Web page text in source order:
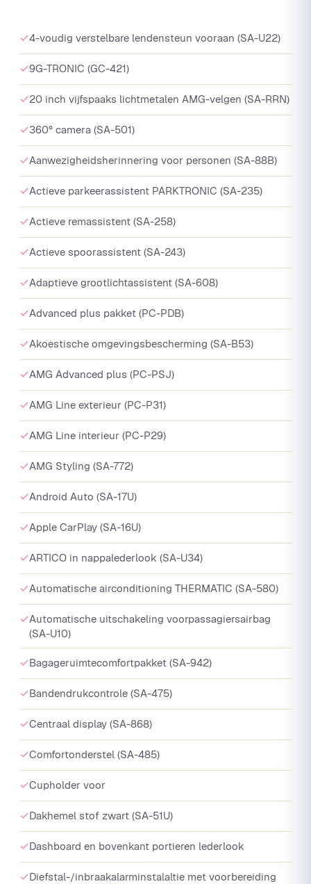
4-voudig verstelbare lendensteun vooraan (SA-U22)
9G-TRONIC (GC-421)
20 inch vijfspaaks lichtmetalen AMG-velgen (SA-RRN)
360° camera (SA-501)
Aanwezigheidsherinnering voor personen (SA-88B)
Actieve parkeerassistent PARKTRONIC (SA-235)
Actieve remassistent (SA-258)
Actieve spoorassistent (SA-243)
Adaptieve grootlichtassistent (SA-608)
Advanced plus pakket (PC-PDB)
Akoestische omgevingsbescherming (SA-B53)
AMG Advanced plus (PC-PSJ)
AMG Line exterieur (PC-P31)
AMG Line interieur (PC-P29)
AMG Styling (SA-772)
Android Auto (SA-17U)
Apple CarPlay (SA-16U)
ARTICO in nappalederlook (SA-U34)
Automatische airconditioning THERMATIC (SA-580)
Automatische uitschakeling voorpassagiersairbag
(SA-U10)
Bagageruimtecomfortpakket (SA-942)
Bandendrukcontrole (SA-475)
Centraal display (SA-868)
Comfortonderstel (SA-485)
Cupholder voor
Dakhemel stof zwart (SA-51U)
Dashboard en bovenkant portieren lederlook
Diefstal-/inbraakalarminstalaltie met voorbereiding